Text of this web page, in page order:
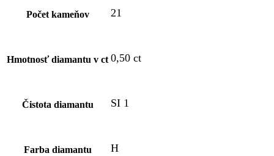
Počet kameňov 21
Hmotnosť diamantu v ct 0,50 ct
Čistota diamantu SI 1
Farba diamantu H